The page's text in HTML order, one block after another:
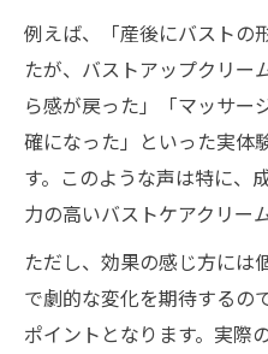
バストケアを続
ーム体験
口コミを活用し
果検証
変化を感じたい女性
バストアップク
る実感法
バストアップク
し方
例えば、「産後にバストの
たが、バストアップクリー
ら感が戻った」「マッサー
確になった」といった実体
す。このような声は特に、
力の高いバストケアクリー
ただし、効果の感じ方には
で劇的な変化を期待するの
ポイントとなります。実際